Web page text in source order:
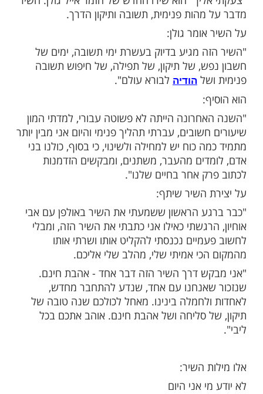
עוד תוכן חדש ומפתיע! התחברו לכל
שלנו בתהיליםבלחיצה כאן >>>​
הוא שירו החדש של הזמר אייל גולן. השיר
פנימית, תשובה ותיקון הדרך.
גולן:
מגיע בדיוק בעשרת ימי תשובה, ימים של
של תיקון, של תפילה, של חיפוש תשובה
הודיה לבורא עולם".
הייתה לא פשוטה עבורי, למדתי המון
עברתי תהליך פנימי והיום אני מבין יותר
כוח יש למחילה ולשינוי, כי בסוף, כולנו בני
מהעבר, משתנים, ומבקשים הזדמנות
אחר בחיים שלנו".
שיתף:
הראשון ששמעתי את השיר באולפן עם אבי
כאילו אני כתבתי את השיר הזה, ומבלי